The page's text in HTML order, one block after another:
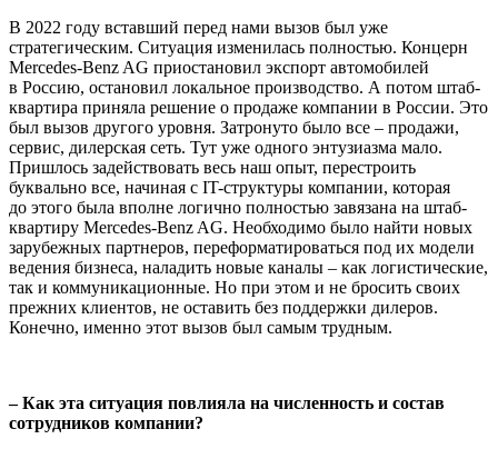
В 2022 году вставший перед нами вызов был уже
стратегическим. Ситуация изменилась полностью. Концерн
Mercedes-Benz AG приостановил экспорт автомобилей
в Россию, остановил локальное производство. А потом штаб-
квартира приняла решение о продаже компании в России. Это
был вызов другого уровня. Затронуто было все – продажи,
сервис, дилерская сеть. Тут уже одного энтузиазма мало.
Пришлось задействовать весь наш опыт, перестроить
буквально все, начиная с IT-структуры компании, которая
до этого была вполне логично полностью завязана на штаб-
квартиру Mercedes-Benz AG. Необходимо было найти новых
зарубежных партнеров, переформатироваться под их модели
ведения бизнеса, наладить новые каналы – как логистические,
так и коммуникационные. Но при этом и не бросить своих
прежних клиентов, не оставить без поддержки дилеров.
Конечно, именно этот вызов был самым трудным.
– Как эта ситуация повлияла на численность и состав
сотрудников компании?